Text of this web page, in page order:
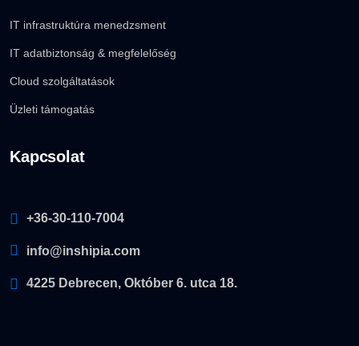
IT infrastruktúra menedzsment
IT adatbiztonság & megfelelőség
Cloud szolgáltatások
Üzleti támogatás
Kapcsolat
+36-30-110-7004
info@inshipia.com
4225 Debrecen, Október 6. utca 18.